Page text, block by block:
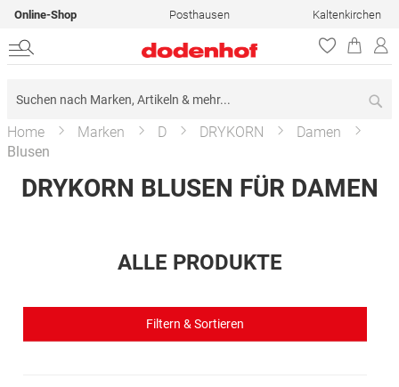
Online-Shop Posthausen Kaltenkirchen
Home Marken D DRYKORN
Damen
Blusen
DRYKORN BLUSEN FÜR DAMEN
ALLE PRODUKTE
Filtern & Sortieren